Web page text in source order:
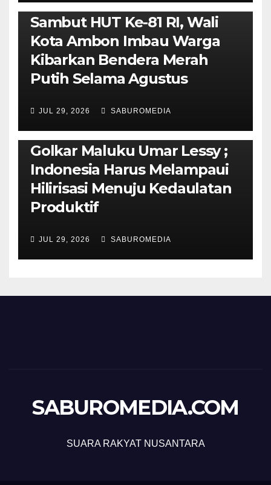
AMBON METRO POLITIK & PEMERINTAHAN
Sambut HUT Ke-81 RI, Wali
Kota Ambon Imbau Warga
Kibarkan Bendera Merah
Putih Selama Agustus
JUL 29, 2026 SABUROMEDIA
PENDIDIKAN & OLAHRAGA THE MOLUCCAS
Isi Materi LK-III HMI, Ketua
Golkar Maluku Umar Lessy ;
Indonesia Harus Melampaui
Hilirisasi Menuju Kedaulatan
Produktif
JUL 29, 2026 SABUROMEDIA
SABUROMEDIA.COM
SUARA RAKYAT NUSANTARA